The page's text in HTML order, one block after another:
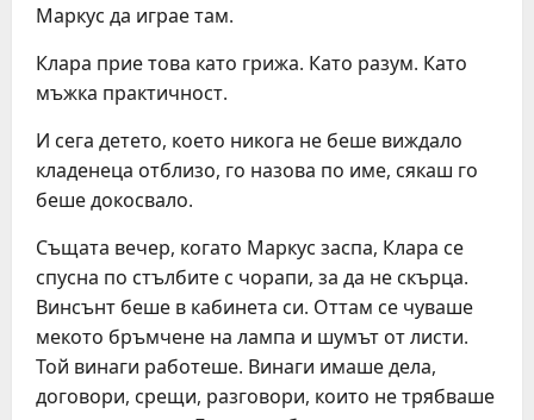
Маркус да играе там.
Клара прие това като грижа. Като разум. Като
мъжка практичност.
И сега детето, което никога не беше виждало
кладенеца отблизо, го назова по име, сякаш го
беше докосвало.
Същата вечер, когато Маркус заспа, Клара се
спусна по стълбите с чорапи, за да не скърца.
Винсънт беше в кабинета си. Оттам се чуваше
мекото бръмчене на лампа и шумът от листи.
Той винаги работеше. Винаги имаше дела,
договори, срещи, разговори, които не трябваше